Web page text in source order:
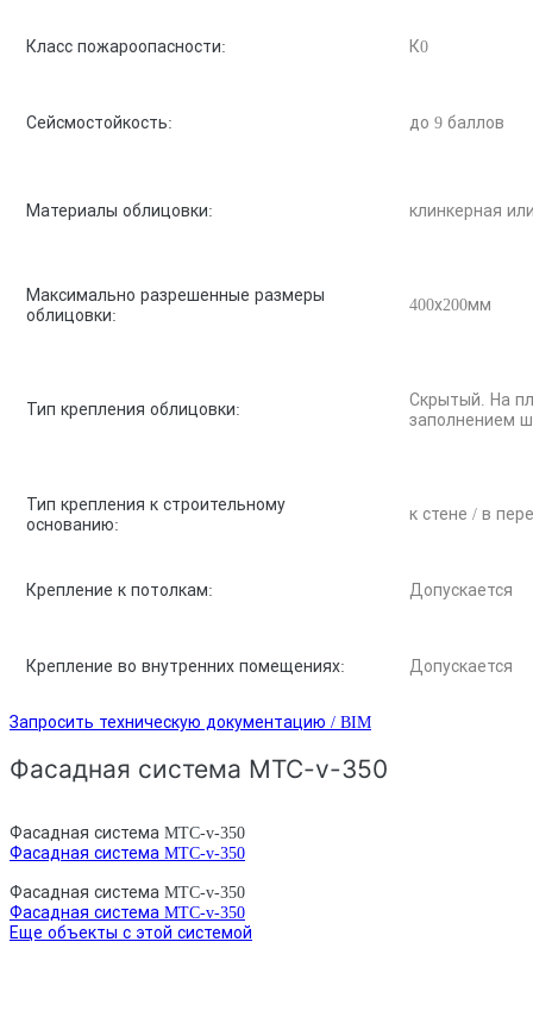
Класс пожароопасности: К0
Сейсмостойкость: до 9 баллов
Материалы облицовки: клинкерная
Максимально разрешенные размеры
облицовки:
400х200мм
Тип крепления облицовки:
Скрытый. На
заполнением
Тип крепления к строительному
основанию:
к стене / в
Крепление к потолкам: Допускается
Крепление во внутренних помещениях: Допускается
Запросить техническую документацию / BIM
Фасадная система MTC-v-350
Фасадная система MTC-v-350
Фасадная система MTC-v-350
Фасадная система MTC-v-350
Фасадная система MTC-v-350
Еще объекты с этой системой